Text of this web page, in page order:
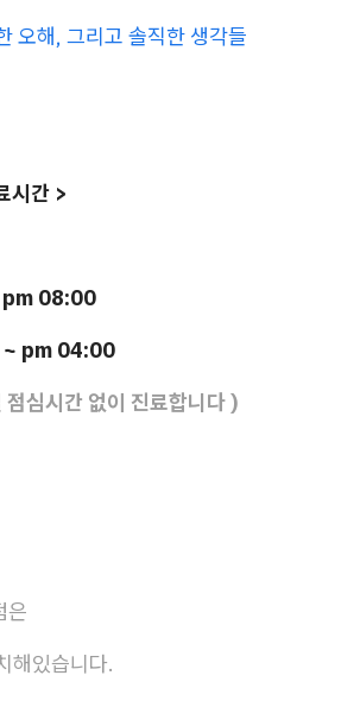
오해, 그리고 솔직한 생각들
시간 >
pm 08:00
~ pm 04:00
심시간 없이 진료합니다 )
은
해있습니다.